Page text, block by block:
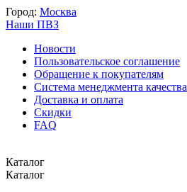
Город: Москва
Наши ПВЗ
Новости
Пользовательское соглашение
Обращение к покупателям
Система менеджмента качества
Доставка и оплата
Скидки
FAQ
Каталог
Каталог